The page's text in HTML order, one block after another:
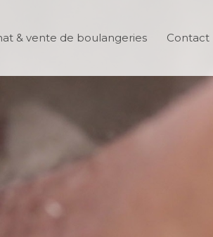
& vente de boulangeries Contact